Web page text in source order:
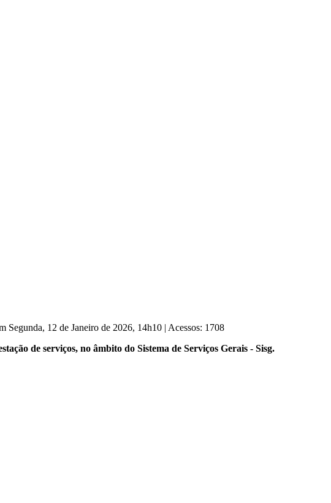
Segunda, 12 de Janeiro de 2026, 14h10 | Acessos: 1708
de serviços, no âmbito do Sistema de Serviços Gerais - Sisg.